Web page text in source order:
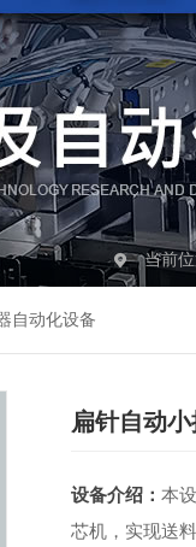
当前
自动化设备
扁针自动
设备介绍： 本
芯机，实现送